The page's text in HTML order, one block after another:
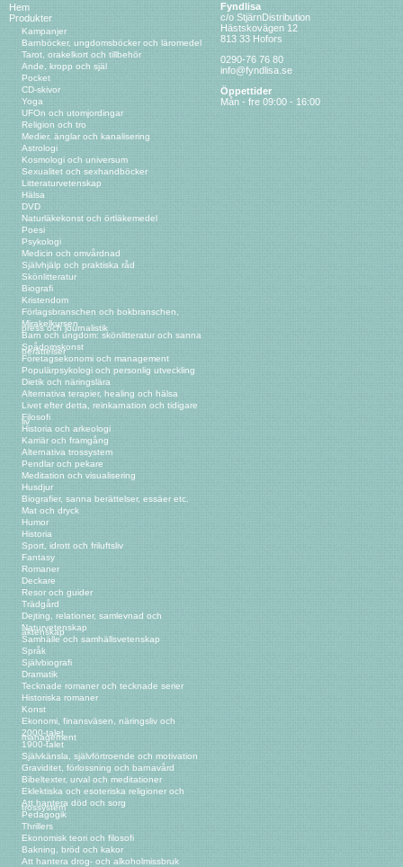
Hem
Produkter
Kampanjer
Barnböcker, ungdomsböcker och läromedel
Tarot, orakelkort och tillbehör
Ande, kropp och själ
Pocket
CD-skivor
Yoga
UFOn och utomjordingar
Religion och tro
Medier, änglar och kanalisering
Astrologi
Kosmologi och universum
Sexualitet och sexhandböcker
Litteraturvetenskap
Hälsa
DVD
Naturläkekonst och örtläkemedel
Poesi
Psykologi
Medicin och omvårdnad
Självhjälp och praktiska råd
Skönlitteratur
Biografi
Kristendom
Förlagsbranschen och bokbranschen,
press och journalistik
Mirakelkursen
Barn och ungdom: skönlitteratur och sanna
berättelser
Spådomskonst
Företagsekonomi och management
Populärpsykologi och personlig utveckling
Dietik och näringslära
Alternativa terapier, healing och hälsa
Livet efter detta, reinkarnation och tidigare
liv
Filosofi
Historia och arkeologi
Karriär och framgång
Alternativa trossystem
Pendlar och pekare
Meditation och visualisering
Husdjur
Biografier, sanna berättelser, essäer etc.
Mat och dryck
Humor
Historia
Sport, idrott och friluftsliv
Fantasy
Romaner
Deckare
Resor och guider
Trädgård
Dejting, relationer, samlevnad och
äktenskap
Naturvetenskap
Samhälle och samhällsvetenskap
Språk
Självbiografi
Dramatik
Tecknade romaner och tecknade serier
Historiska romaner
Konst
Ekonomi, finansväsen, näringsliv och
management
2000-talet
1900-talet
Självkänsla, självförtroende och motivation
Graviditet, förlossning och barnavård
Bibeltexter, urval och meditationer
Eklektiska och esoteriska religioner och
trossystem
Att hantera död och sorg
Pedagogik
Thrillers
Ekonomisk teori och filosofi
Bakning, bröd och kakor
Att hantera drog- och alkoholmissbruk
Fyndlisa
c/o StjärnDistribution
Hästskovägen 12
813 33 Hofors
0290-76 76 80
info@fyndlisa.se
Öppettider
Mån - fre 09:00 - 16:00